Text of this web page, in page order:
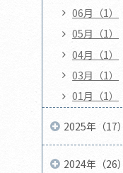
06月（1）
05月（1）
04月（1）
03月（1）
01月（1）
2025年（17）
2024年（26）